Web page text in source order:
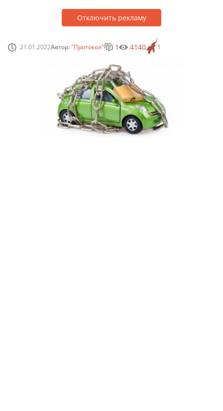
Отключить рекламу
21.01.2022Автор:"Протокол" 1
1 4140